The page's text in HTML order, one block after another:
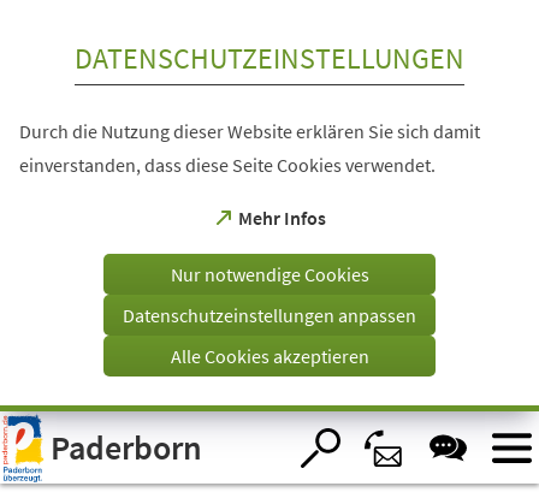
Visuelle
Assistenzsoftware
öffnen.
DATENSCHUTZEINSTELLUNGEN
Durch die Nutzung dieser Website erklären Sie sich damit
einverstanden, dass diese Seite Cookies verwendet.
Mehr Infos
(Öffnet
einem
Tab)
Nur notwendige Cookies
Datenschutzeinstellungen anpassen
Alle Cookies akzeptieren
Paderborn